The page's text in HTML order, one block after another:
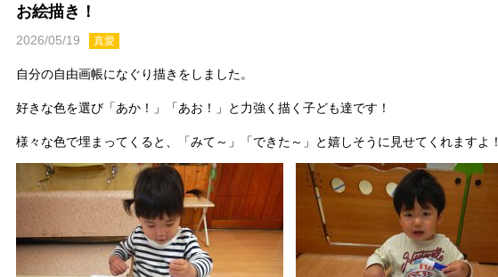
お絵描き！
2026/05/19 真愛
自分の自由画帳になぐり描きをしました。
好きな色を選び「あか！」「あお！」と力強く描く子ども達です！
様々な色で埋まってくると、「みて～」「できた～」と嬉しそうに見せてくれますよ！